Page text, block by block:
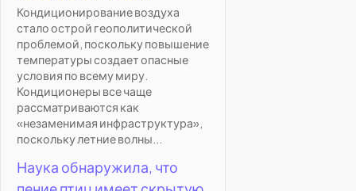
Кондиционирование воздуха
стало острой геополитической
проблемой, поскольку повышение
температуры создает опасные
условия по всему миру.
Кондиционеры все чаще
рассматриваются как
«незаменимая инфраструктура»,
поскольку летние волны...
Наука обнаружила, что